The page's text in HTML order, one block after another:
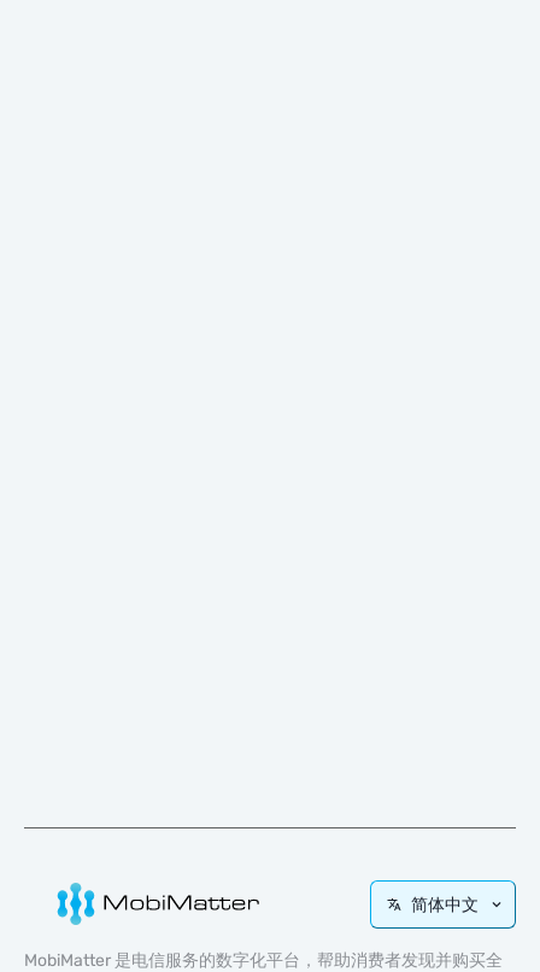
简体中文
MobiMatter 是电信服务的数字化平台，帮助消费者发现并购买全